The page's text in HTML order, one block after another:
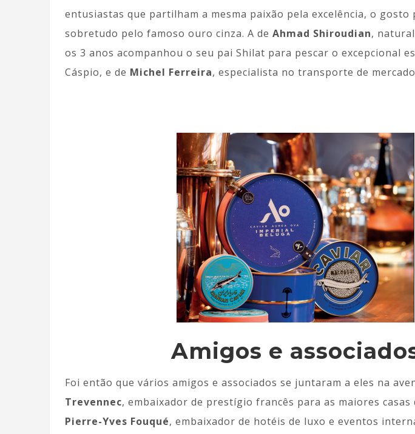
entusiastas que partilham a mesma paixão pela excelência, o gosto
sobretudo pelo famoso ouro cinza. A de Ahmad Shiroudian,
os 3 anos acompanhou o seu pai Shilat para pescar o excepcional
Cáspio, e de Michel Ferreira, especialista no transporte de
Amigos e
Foi então que vários amigos e associados se juntaram a eles na
Trevennec, embaixador de prestígio francês para as maiores casas
Pierre-Yves Fouqué, embaixador de hotéis de luxo e eventos